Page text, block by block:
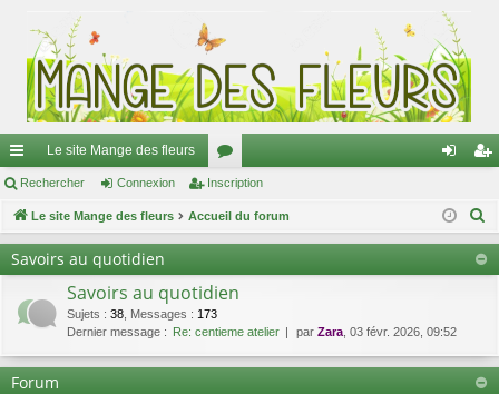
ac
co
ur
Le site Mange des fleurs
or
u ne cri
pti
Rechercher Connexion Inscription
Le site Mange des fleurs Accueil du forum
c
Savoirs au quotidien
Savoirs au quotidien
Sujets : 38 Messages : 173
Dernier message : Re: centieme atelier par Zara , 03 févr. 2026, 09:52
Forum